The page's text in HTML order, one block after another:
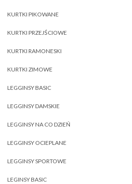
KURTKI PIKOWANE
KURTKI PRZEJŚCIOWE
KURTKI RAMONESKI
KURTKI ZIMOWE
LEGGINSY BASIC
LEGGINSY DAMSKIE
LEGGINSY NA CO DZIEŃ
LEGGINSY OCIEPLANE
LEGGINSY SPORTOWE
LEGINSY BASIC